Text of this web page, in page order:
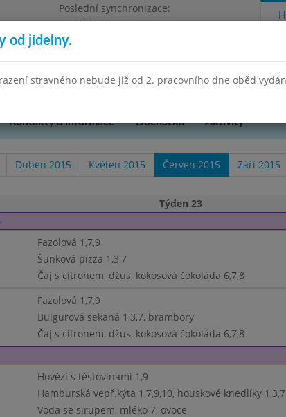
Poslední synchronizace:
Pondělí 27.7.2026 13:26
Omezení objednávek
Ohradní 49
Kontakty a informace Docházka Aktivity
Duben 2015 Květen 2015 Červen 2015 Září 2015
Týden 23
Fazolová 1,7,9
Šunková pizza 1,3,7
Čaj s citronem, džus, kokosová čokoláda 6,7,8
Fazolová 1,7,9
Bulgurová sekaná 1,3,7, brambory
Čaj s citronem, džus, kokosová čokoláda 6,7,8
Hovězí s těstovinami 1,9
Hamburská vepř.kýta 1,7,9,10, houskové knedlíky 1,3,7
Voda se sirupem, mléko 7, ovoce
od jídelny.
stravného nebude již od 2. pracovního dne oběd